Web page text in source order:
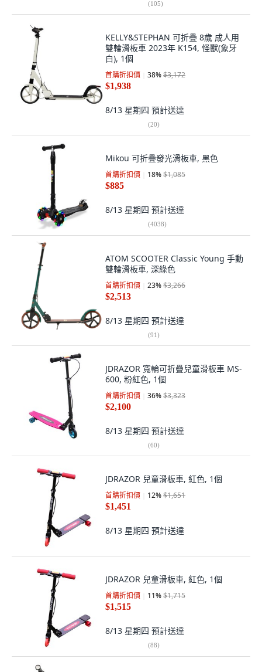
(105)
KELLY&STEPHAN 可折疊 8歲 成人用
雙輪滑板車 2023年 K154, 怪獸(象牙
白), 1個
首購折扣價 38%$3,172
$1,938
8/13 星期四 預計送達
(20)
Mikou 可折疊發光滑板車, 黑色
首購折扣價 18%$1,085
$885
8/13 星期四 預計送達
(4038)
ATOM SCOOTER Classic Young 手動
雙輪滑板車, 深綠色
首購折扣價 23%$3,266
$2,513
8/13 星期四 預計送達
(91)
JDRAZOR 寬輪可折疊兒童滑板車 MS-
600, 粉紅色, 1個
首購折扣價 36%$3,323
$2,100
8/13 星期四 預計送達
(60)
JDRAZOR 兒童滑板車, 紅色, 1個
首購折扣價 12%$1,651
$1,451
8/13 星期四 預計送達
JDRAZOR 兒童滑板車, 紅色, 1個
首購折扣價 11%$1,715
$1,515
8/13 星期四 預計送達
(88)